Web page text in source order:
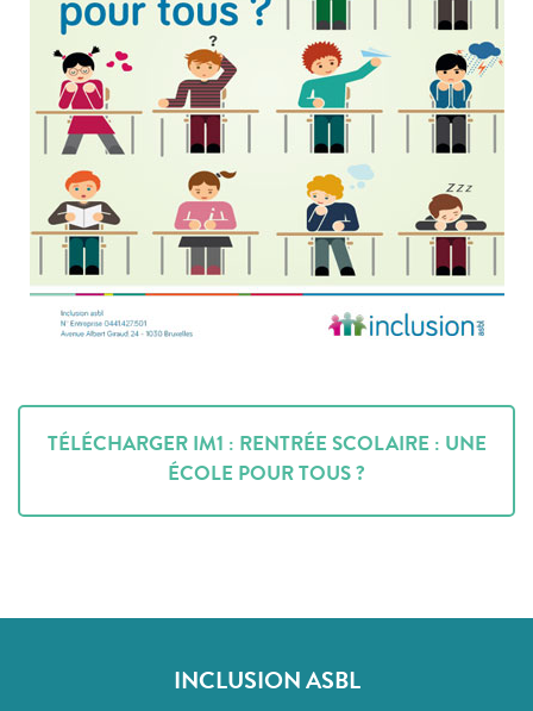
TÉLÉCHARGER IM1 : RENTRÉE SCOLAIRE : UNE
ÉCOLE POUR TOUS ?
INCLUSION ASBL